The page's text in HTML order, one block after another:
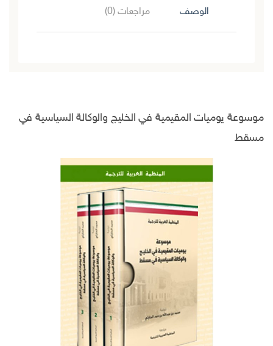
الوصف مراجعات (0)
موسوعة يوميات المقيمية في الخليج والوكالة السياسية في
مسقط